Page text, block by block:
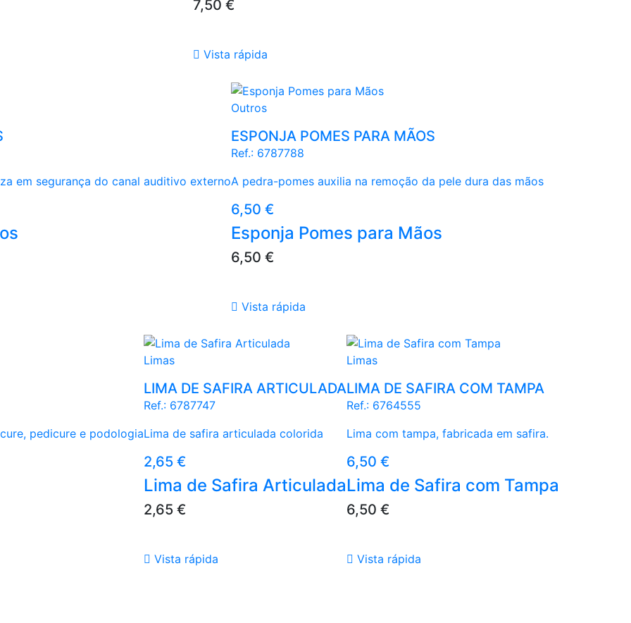
Preço
7,50 €
 Vista rápida
em segurança do canal auditivo externo
Outros
ESPONJA POMES PARA MÃOS
Ref.: 6787788
A pedra-pomes auxilia na remoção da pele dura das mãos
Preço
6,50 €
Esponja Pomes para Mãos
Preço
6,50 €
 Vista rápida
pedicure e podologia
Limas
LIMA DE SAFIRA ARTICULADA
Ref.: 6787747
Lima de safira articulada colorida
Preço
2,65 €
Lima de Safira Articulada
Preço
2,65 €
 Vista rápida
Limas
LIMA DE SAFIRA COM TAMPA
Ref.: 6764555
Lima com tampa, fabricada em safira.
Preço
6,50 €
Lima de Safira com Tampa
Preço
6,50 €
 Vista rápida